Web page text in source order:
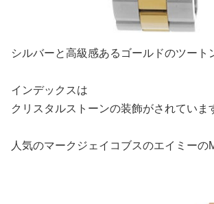
シルバーと高級感あるゴールドのツート
インデックスは
クリスタルストーンの装飾がされていま
人気のマークジェイコブスのエイミーの